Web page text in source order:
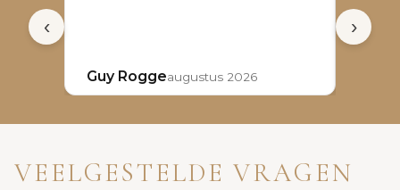
‹
Guy Roggeaugustus 2026
›
VEELGESTELDE VRAGEN